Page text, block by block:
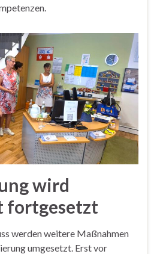
wird
fortgesetzt
werden weitere Maßnahmen
umgesetzt. Erst vor